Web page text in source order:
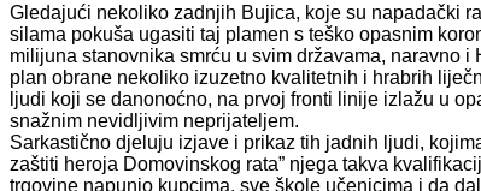
Gledajući nekoliko zadnjih Bujica, koje su napadački
silama pokuša ugasiti taj plamen s teško opasnim
milijuna stanovnika smrću u svim državama, naravno
plan obrane nekoliko izuzetno kvalitetnih i hrabrih
ljudi koji se danonoćno, na prvoj fronti linije izlažu u
snažnim nevidljivim neprijateljem.
Sarkastično djeluju izjave i prikaz tih jadnih ljudi,
zaštiti heroja Domovinskog rata” njega takva
trgovine napunio kupcima, sve škole učenicima i da